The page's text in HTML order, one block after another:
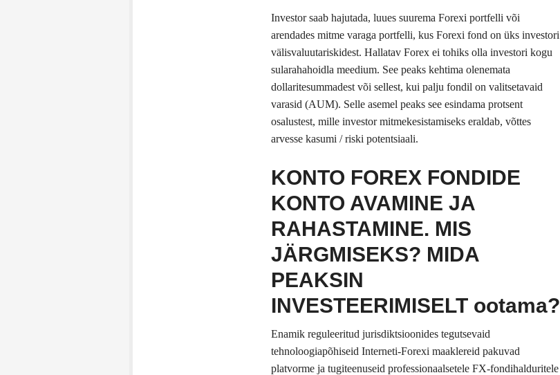
Investor saab hajutada, luues suurema Forexi portfelli või
arendades mitme varaga portfelli, kus Forexi fond on üks investori
välisvaluutariskidest. Hallatav Forex ei tohiks olla investori kogu
sularahahoidla meedium. See peaks kehtima olenemata
dollaritesummadest või sellest, kui palju fondil on valitsetavaid
varasid (AUM). Selle asemel peaks see esindama protsent
osalustest, mille investor mitmekesistamiseks eraldab, võttes
arvesse kasumi / riski potentsiaali.
KONTO FOREX FONDIDE
KONTO AVAMINE JA
RAHASTAMINE. MIS
JÄRGMISEKS? MIDA
PEAKSIN
INVESTEERIMISELT ootama?
Enamik reguleeritud jurisdiktsioonides tegutsevaid
tehnoloogiapõhiseid Interneti-Forexi maaklereid pakuvad
platvorme ja tugiteenuseid professionaalsetele FX-fondihalduritele